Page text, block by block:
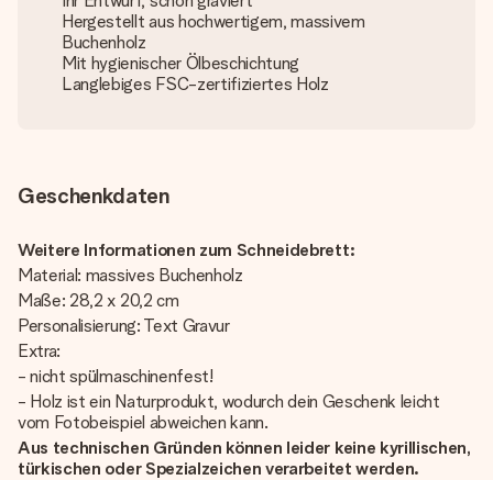
Hergestellt aus hochwertigem, massivem
Buchenholz
Mit hygienischer Ölbeschichtung
Langlebiges FSC-zertifiziertes Holz
Geschenkdaten
Weitere Informationen zum Schneidebrett:
Material: massives Buchenholz
Maße: 28,2 x 20,2 cm
Personalisierung: Text Gravur
Extra:
- nicht spülmaschinenfest!
- Holz ist ein Naturprodukt, wodurch dein Geschenk leicht
vom Fotobeispiel abweichen kann.
Aus technischen Gründen können leider keine kyrillischen,
türkischen oder Spezialzeichen verarbeitet werden.